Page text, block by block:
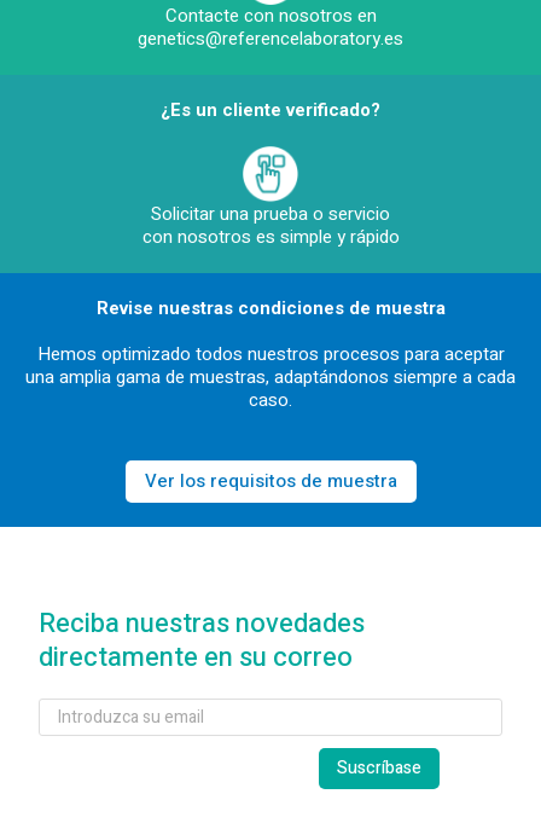
Contacte con nosotros en
genetics@referencelaboratory.es
¿Es un cliente verificado?
Solicitar una prueba o servicio
con nosotros es simple y rápido
Revise nuestras condiciones de muestra
Hemos optimizado todos nuestros procesos para aceptar
una amplia gama de muestras, adaptándonos siempre a cada
caso.
Ver los requisitos de muestra
Reciba nuestras novedades
directamente en su correo